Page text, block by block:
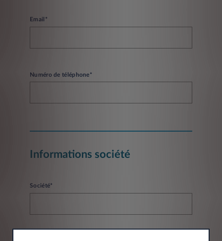
Email*
Numéro de téléphone*
Informations société
Société*